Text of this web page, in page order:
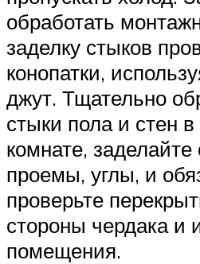
обработать
заделку стыков
конопатки,
джут. Тщательно
стыки пола и стен
комнате,
проемы, углы, и
проверьте
стороны чердака и
помещения.